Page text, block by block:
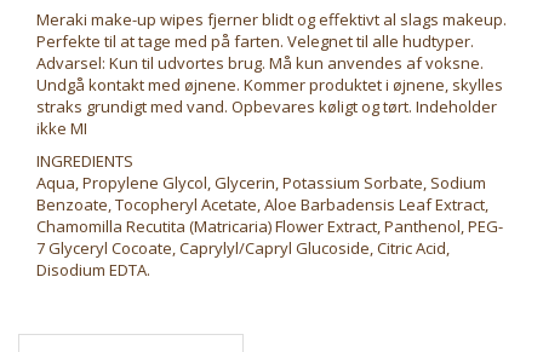
Meraki make-up wipes fjerner blidt og effektivt al slags makeup.
Perfekte til at tage med på farten. Velegnet til alle hudtyper.
Advarsel: Kun til udvortes brug. Må kun anvendes af voksne.
Undgå kontakt med øjnene. Kommer produktet i øjnene, skylles
straks grundigt med vand. Opbevares køligt og tørt. Indeholder
ikke MI
INGREDIENTS
Aqua, Propylene Glycol, Glycerin, Potassium Sorbate, Sodium
Benzoate, Tocopheryl Acetate, Aloe Barbadensis Leaf Extract,
Chamomilla Recutita (Matricaria) Flower Extract, Panthenol, PEG-
7 Glyceryl Cocoate, Caprylyl/Capryl Glucoside, Citric Acid,
Disodium EDTA.